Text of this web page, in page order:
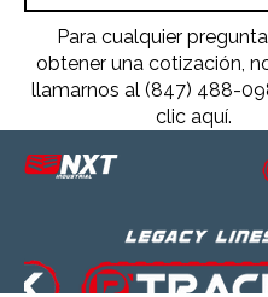
Para cualquier
obtener una cotización,
llamarnos al (847) 488-
clic aquí.